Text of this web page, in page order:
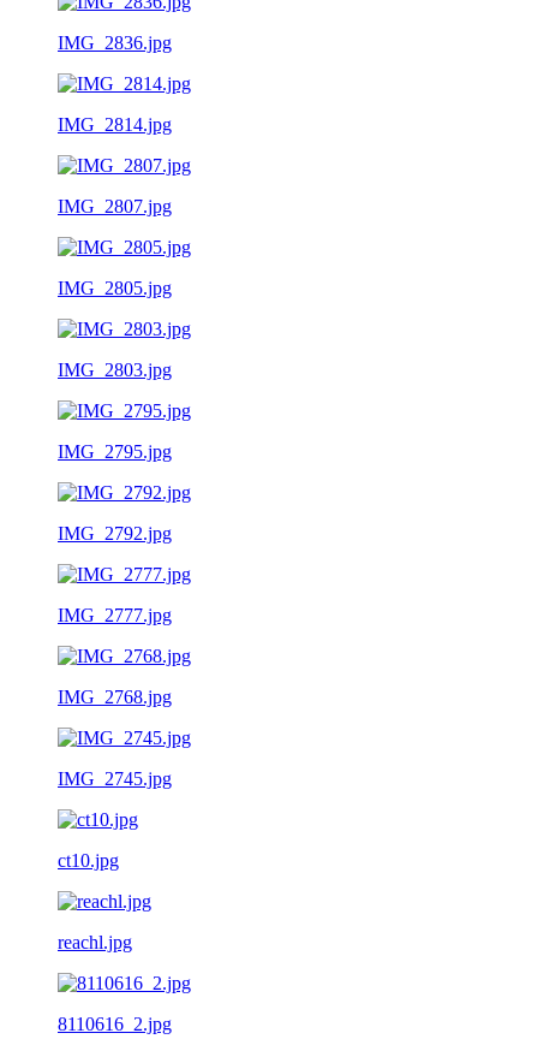
IMG_2836.jpg
IMG_2814.jpg
IMG_2807.jpg
IMG_2805.jpg
IMG_2803.jpg
IMG_2795.jpg
IMG_2792.jpg
IMG_2777.jpg
IMG_2768.jpg
IMG_2745.jpg
ct10.jpg
reachl.jpg
8110616_2.jpg